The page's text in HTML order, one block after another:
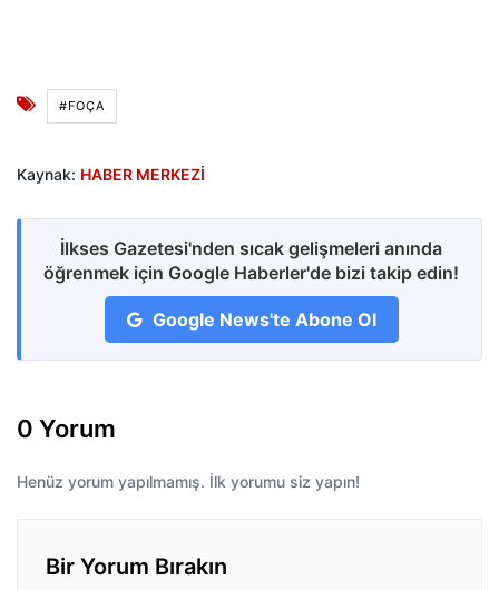
#FOÇA
Kaynak: HABER MERKEZİ
İlkses Gazetesi'nden sıcak gelişmeleri anında
öğrenmek için Google Haberler'de bizi takip edin!
Google News'te Abone Ol
0 Yorum
Henüz yorum yapılmamış. İlk yorumu siz yapın!
Bir Yorum Bırakın